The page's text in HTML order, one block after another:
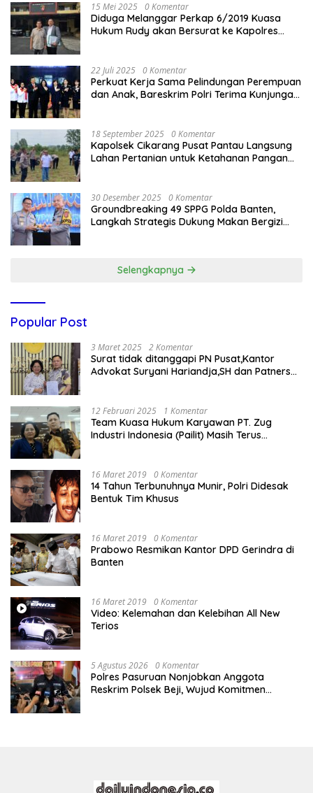
15 Mei 2025 0 Komentar
Diduga Melanggar Perkap 6/2019 Kuasa
Hukum Rudy akan Bersurat ke Kapolres
22 Juli 2025 0 Komentar
Perkuat Kerja Sama Pelindungan Perempuan
dan Anak, Bareskrim Polri Terima Kunjungan
18 September 2025 0 Komentar
Kapolsek Cikarang Pusat Pantau Langsung
Lahan Pertanian untuk Ketahanan Pangan
30 Desember 2025 0 Komentar
Groundbreaking 49 SPPG Polda Banten,
Langkah Strategis Dukung Makan Bergizi
Selengkapnya
Popular Post
3 Maret 2025 2 Komentar
Surat tidak ditanggapi PN Pusat,Kantor
Advokat Suryani Hariandja,SH dan Patners
12 Februari 2025 1 Komentar
Team Kuasa Hukum Karyawan PT. Zug
Industri Indonesia (Pailit) Masih Terus
16 Maret 2019 0 Komentar
14 Tahun Terbunuhnya Munir, Polri Didesak
Bentuk Tim Khusus
16 Maret 2019 0 Komentar
Prabowo Resmikan Kantor DPD Gerindra di
Banten
16 Maret 2019 0 Komentar
Video: Kelemahan dan Kelebihan All New
Terios
5 Agustus 2026 0 Komentar
Polres Pasuruan Nonjobkan Anggota
Reskrim Polsek Beji, Wujud Komitmen